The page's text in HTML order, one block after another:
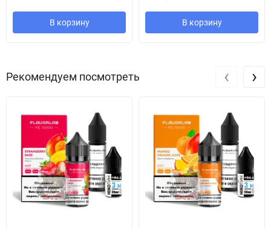
В корзину В корзину
Рекомендуем посмотреть ‹ ›